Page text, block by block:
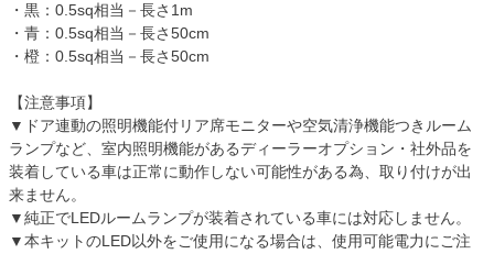
・黒：0.5sq相当－長さ1m
・青：0.5sq相当－長さ50cm
・橙：0.5sq相当－長さ50cm
【注意事項】
▼ドア連動の照明機能付リア席モニターや空気清浄機能つきルーム
ランプなど、室内照明機能があるディーラーオプション・社外品を
装着している車は正常に動作しない可能性がある為、取り付けが出
来ません。
▼純正でLEDルームランプが装着されている車には対応しません。
▼本キットのLED以外をご使用になる場合は、使用可能電力にご注